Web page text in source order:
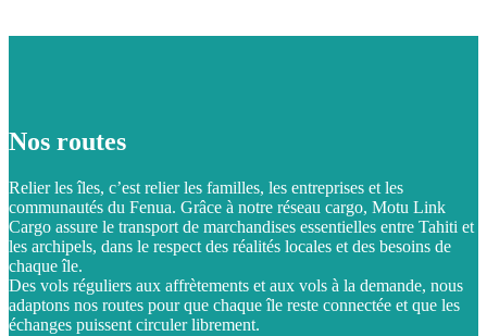
Nos routes
Relier les îles, c’est relier les familles, les entreprises et les
communautés du Fenua. Grâce à notre réseau cargo, Motu Link
Cargo assure le transport de marchandises essentielles entre Tahiti et
les archipels, dans le respect des réalités locales et des besoins de
chaque île.
Des vols réguliers aux affrètements et aux vols à la demande, nous
adaptons nos routes pour que chaque île reste connectée et que les
échanges puissent circuler librement.